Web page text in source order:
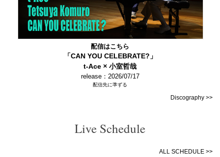
配信はこちら
「CAN YOU CELEBRATE?」
t-Ace × 小室哲哉
release：2026/07/17
配信先に準ずる
Discography >>
Live Schedule
ALL SCHEDULE >>